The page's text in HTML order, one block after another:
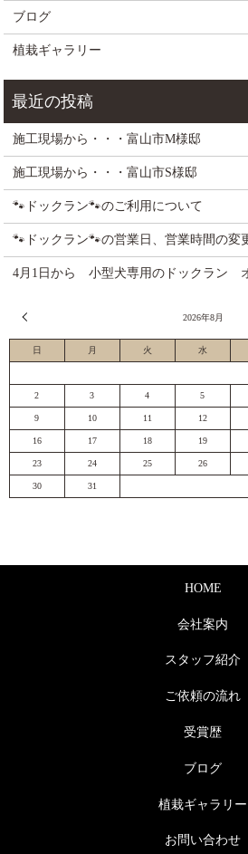
ブログ
植栽ギャラリー
施工現場から・・・富山市M様邸
施工現場から・・・富山市S様邸
🐾ドックラン🐾のご利用について
🐾ドックラン🐾の営業日、営業時間の変
4月1日から 小型犬専用のドックラン
2026年8月
日 月 火 水
2 3 4 5
9 10 11 12
16 17 18 19
23 24 25 26
30 31
HOME
会社案内
スタッフ紹介
ご依頼の流れ
受賞歴
ブログ
植栽ギャラリー
お問い合わせ